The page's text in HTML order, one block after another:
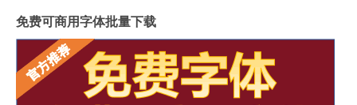
免费可商用字体批量下载